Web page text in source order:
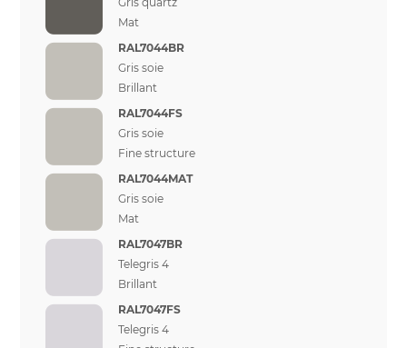
Mat
RAL7044BR
Gris soie
Brillant
RAL7044FS
Gris soie
Fine structure
RAL7044MAT
Gris soie
Mat
RAL7047BR
Telegris 4
Brillant
RAL7047FS
Telegris 4